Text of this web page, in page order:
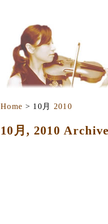
Home > 10月 2010
10月, 2010